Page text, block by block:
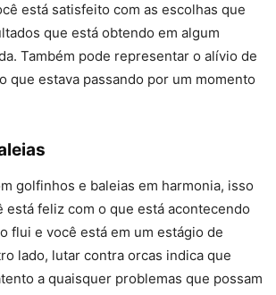
está satisfeito com as escolhas que
que está obtendo em algum
Também pode representar o alívio de
que estava passando por um momento
golfinhos e baleias em harmonia, isso
está feliz com o que está acontecendo
flui e você está em um estágio de
lado, lutar contra orcas indica que
a quaisquer problemas que possam